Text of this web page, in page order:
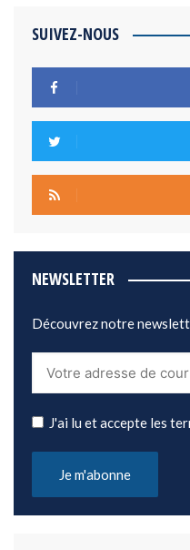
SUIVEZ-NOUS
NEWSLETTER
Découvrez notre
J'ai lu et accepte les